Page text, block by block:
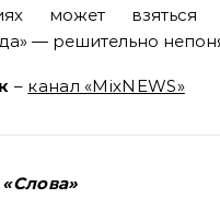
может
— решительно
– канал «MixNEWS»